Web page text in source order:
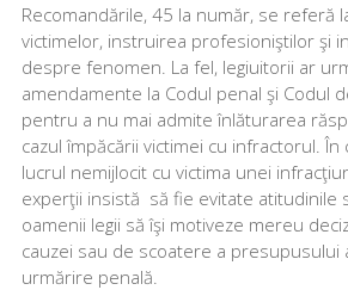
Recomandările, 45 la număr, se referă
victimelor, instruirea profesioniştilor şi
despre fenomen. La fel, legiuitorii ar
amendamente la Codul penal şi Codul
pentru a nu mai admite înlăturarea
cazul împăcării victimei cu infractorul. În
lucrul nemijlocit cu victima unei
experţii insistă să fie evitate atitudinile
oamenii legii să îşi motiveze mereu
cauzei sau de scoatere a presupusului
urmărire penală.